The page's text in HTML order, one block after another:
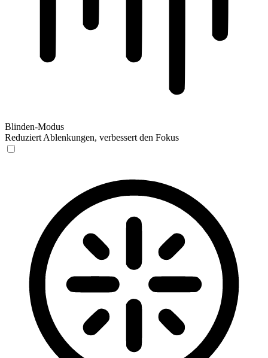
Blinden-Modus
Reduziert Ablenkungen, verbessert den Fokus